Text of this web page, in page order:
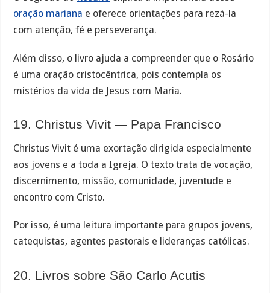
oração mariana e oferece orientações para rezá-la
com atenção, fé e perseverança.
Além disso, o livro ajuda a compreender que o Rosário
é uma oração cristocêntrica, pois contempla os
mistérios da vida de Jesus com Maria.
19. Christus Vivit — Papa Francisco
Christus Vivit é uma exortação dirigida especialmente
aos jovens e a toda a Igreja. O texto trata de vocação,
discernimento, missão, comunidade, juventude e
encontro com Cristo.
Por isso, é uma leitura importante para grupos jovens,
catequistas, agentes pastorais e lideranças católicas.
20. Livros sobre São Carlo Acutis